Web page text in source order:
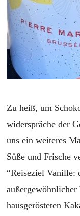
Zu heiß, um
widerspräche der
uns ein weiteres
Süße und Frische
“Reiseziel Vanille:
hausgerösteten